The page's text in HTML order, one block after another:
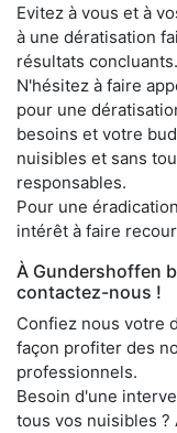
Evitez à vous et à
à une dératisation
résultats concluants.
N'hésitez à faire
pour une
besoins et votre
nuisibles et sans
responsables.
Pour une
intérêt à faire
À Gundershoffen
contactez-nous !
Confiez nous votre
façon profiter des
professionnels.
Besoin d'une
tous vos nuisibles ?